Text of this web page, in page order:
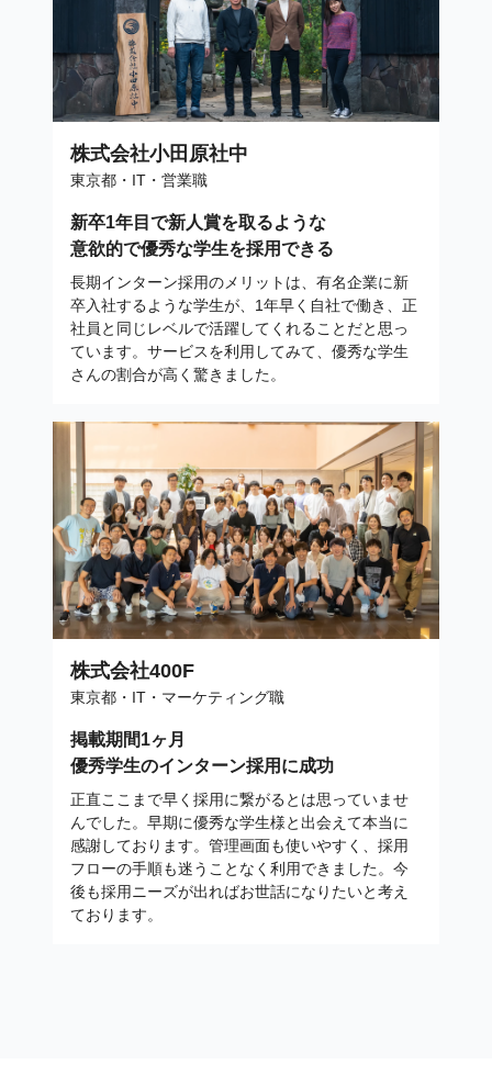
株式会社小田原社中
東京都・IT・営業職
新卒1年目で新人賞を取るような
意欲的で優秀な学生を採用できる
長期インターン採用のメリットは、有名企業に新
卒入社するような学生が、1年早く自社で働き、正
社員と同じレベルで活躍してくれることだと思っ
ています。サービスを利用してみて、優秀な学生
さんの割合が高く驚きました。
株式会社400F
東京都・IT・マーケティング職
掲載期間1ヶ月
優秀学生のインターン採用に成功
正直ここまで早く採用に繋がるとは思っていませ
んでした。早期に優秀な学生様と出会えて本当に
感謝しております。管理画面も使いやすく、採用
フローの手順も迷うことなく利用できました。今
後も採用ニーズが出ればお世話になりたいと考え
ております。